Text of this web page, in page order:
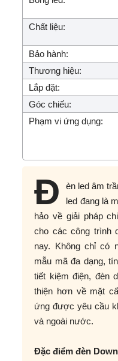
Chất liệu:
Bảo hành:
Thương hiệu:
Lắp đặt:
Góc chiếu:
Phạm vi ứng dụng:
Đ
èn led âm
led đang là
hảo về giải pháp
cho các công trình
nay. Không chỉ có
mẫu mã đa dạng,
tiết kiệm điện, đèn
thiện hơn về mặt
ứng được yêu cầu
và ngoài nước.
Đặc điểm đèn